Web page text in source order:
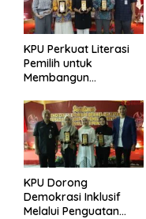
KPU Perkuat Literasi
Pemilih untuk
Membangun
Berkualitas
KPU Dorong
Demokrasi Inklusif
Melalui Penguatan